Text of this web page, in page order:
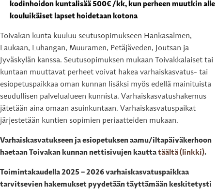
kodinhoidon kuntalisää 500€ /kk, kun perheen muutkin alle
kouluikäiset lapset hoidetaan kotona
Toivakan kunta kuuluu seutusopimukseen Hankasalmen,
Laukaan, Luhangan, Muuramen, Petäjäveden, Joutsan ja
Jyväskylän kanssa. Seutusopimuksen mukaan Toivakkalaiset tai
kuntaan muuttavat perheet voivat hakea varhaiskasvatus- tai
esiopetuspaikkaa oman kunnan lisäksi myös edellä mainituista
seudullisen palvelualueen kunnista. Varhaiskasvatushakemus
jätetään aina omaan asuinkuntaan. Varhaiskasvatuspaikat
järjestetään kuntien sopimien periaatteiden mukaan.
Varhaiskasvatukseen ja esiopetuksen aamu/iltapäiväkerhoon
haetaan Toivakan kunnan nettisivujen kauttatäältä (linkki).
Toimintakaudella 2025 – 2026 varhaiskasvatuspaikkaa
tarvitsevien hakemukset pyydetään täyttämään keskitetysti